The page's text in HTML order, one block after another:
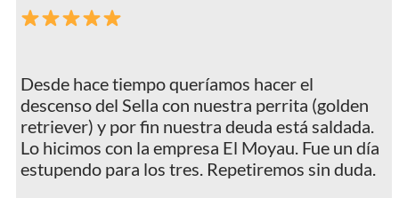
Desde hace tiempo queríamos hacer el
descenso del Sella con nuestra perrita (golden
retriever) y por fin nuestra deuda está saldada.
Lo hicimos con la empresa El Moyau. Fue un día
estupendo para los tres. Repetiremos sin duda.